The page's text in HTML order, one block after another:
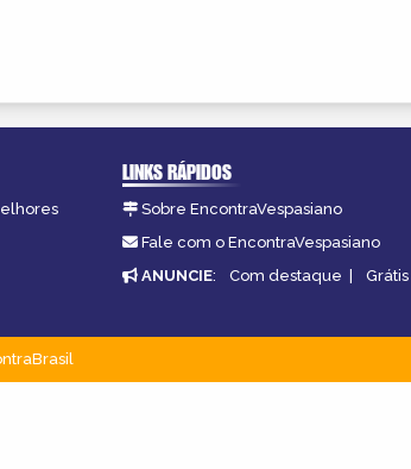
LINKS RÁPIDOS
Sobre EncontraVespasiano
Fale com o EncontraVespasiano
ANUNCIE: Com destaque | Grátis